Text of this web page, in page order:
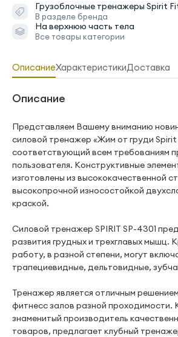
Грузоблочные тренажеры Spirit
В разделе бренда
На верхнюю часть тела
Все товары категории
ОписаниеХарактеристикиДоставка
Описание
Представляем Вашему вниманию
силовой тренажер «Жим от груди Spirit
соответствующий всем требованиям
пользователя. Конструктивные
изготовлены из высококачественной
высокопрочной износостойкой
краской.
Силовой тренажер SPIRIT SP-4301
развития грудных и трехглавых мышц.
работу, в разной степени, могут
трапециевидные, дельтовидные,
Тренажер является отличным
фитнесс залов разной проходимости.
знаменитый производитель
товаров, предлагает клубный